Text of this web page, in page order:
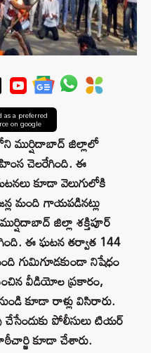
as a preferred
on google
ముర్షిదాబాద్ జిల్లాలో
చెలరేగింది. ఈ
కూడా వెలుగులోకి
మంది గాయపడినట్లు
జిల్లా శక్తిపూర్
ఈ ఘటన తర్వాత 144
గుమిగూడకుండా నిషేధం
వీడియోల ప్రకారం,
కూడా రాళ్లు విసిరారు.
చేసేందుకు పోలీసులు టియర్
కూడా చేశారు.